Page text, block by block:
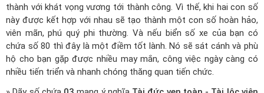
thành với khát vọng vương tới thành công. Vì thế, khi hai con số
này được kết hợp với nhau sẽ tạo thành một con số hoàn hảo,
viên mãn, phú quý phi thường. Và nếu biển số xe của bạn có
chứa số 80 thì đây là một điềm tốt lành. Nó sẽ sát cánh và phù
hộ cho bạn gặp được nhiều may mắn, công việc ngày càng có
nhiều tiến triển và nhanh chóng thăng quan tiến chức.